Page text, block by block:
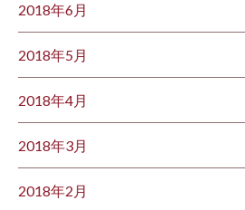
2018年6月
2018年5月
2018年4月
2018年3月
2018年2月